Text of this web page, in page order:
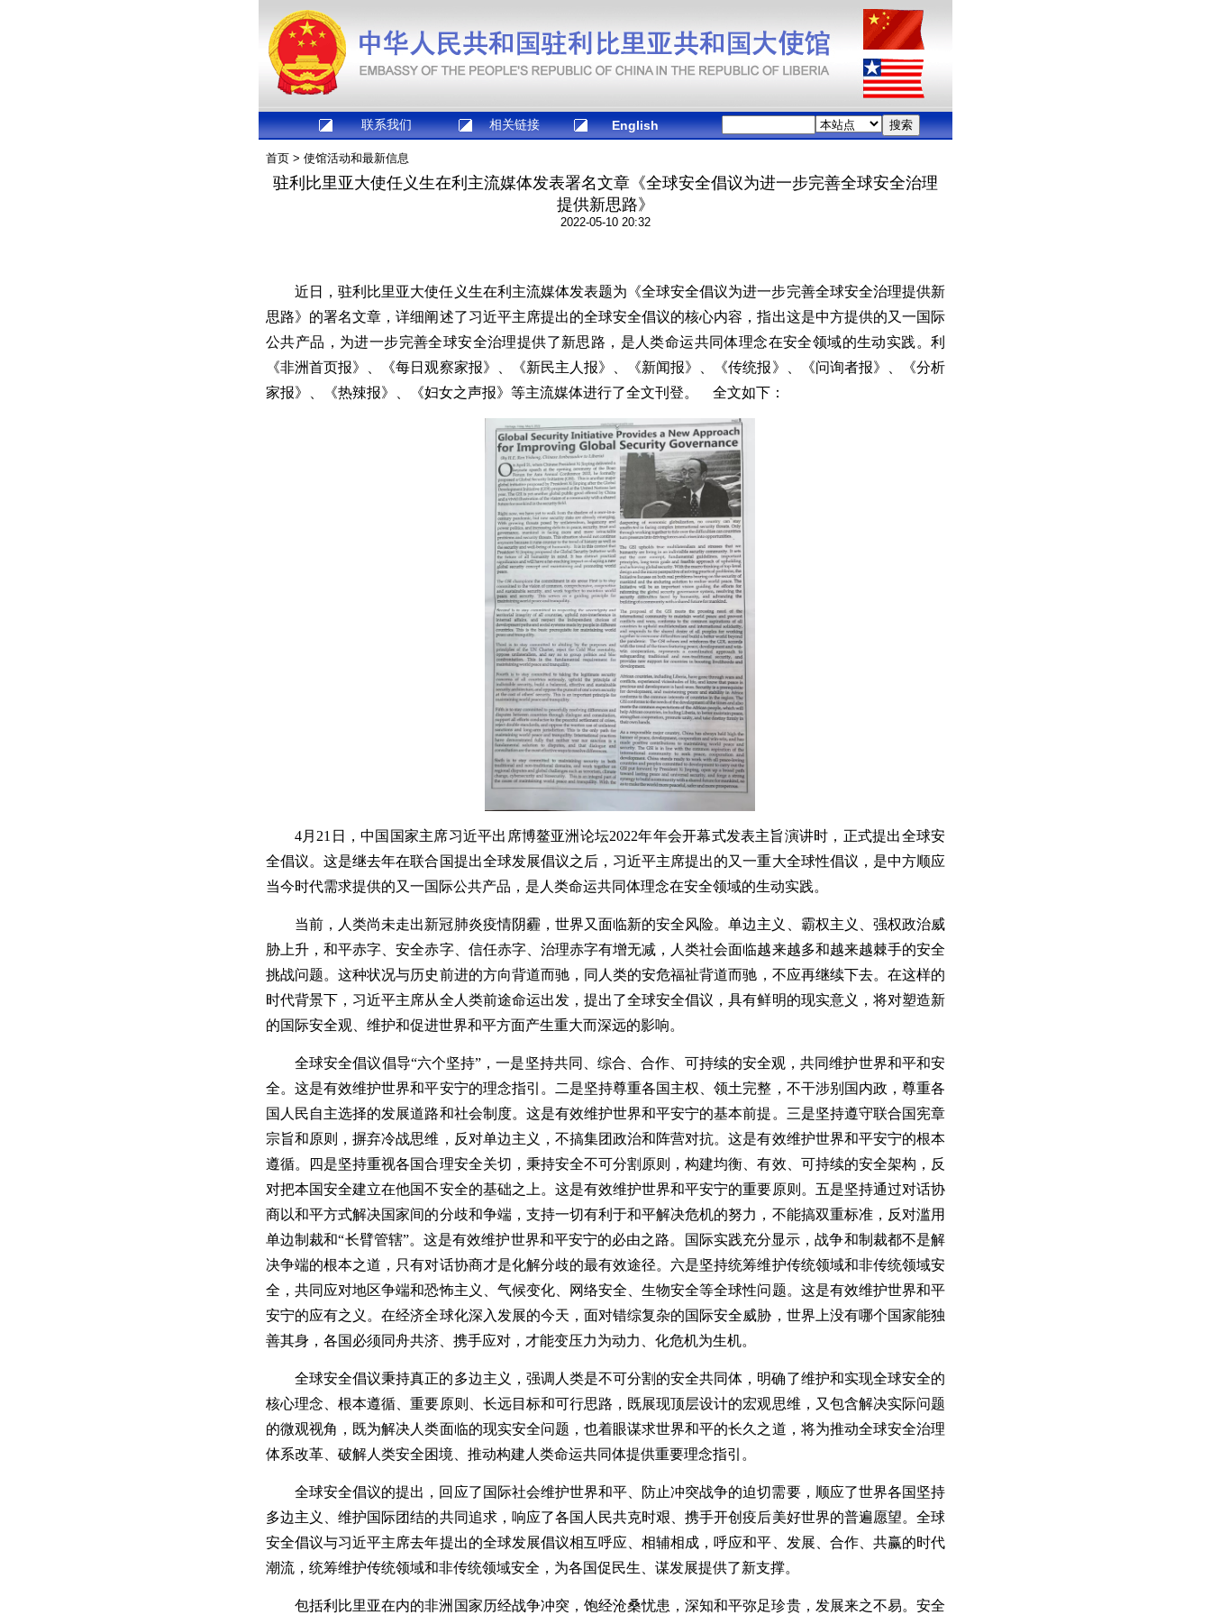
联系我们 相关链接 English
首页 > 使馆活动和最新信息
驻利比里亚大使任义生在利主流媒体发表署名文章《全球安全倡议为进一步完善全球安全治理
提供新思路》
2022-05-10 20:32
近日，驻利比里亚大使任义生在利主流媒体发表题为《全球安全倡议为进一步完善全球安全治理提供新
思路》的署名文章，详细阐述了习近平主席提出的全球安全倡议的核心内容，指出这是中方提供的又一国际
公共产品，为进一步完善全球安全治理提供了新思路，是人类命运共同体理念在安全领域的生动实践。利
《非洲首页报》、《每日观察家报》、《新民主人报》、《新闻报》、《传统报》、《问询者报》、《分析
家报》、《热辣报》、《妇女之声报》等主流媒体进行了全文刊登。
全文如下：
4月21日，中国 国家主席习近平出席博鳌亚洲论坛2022年年会开幕式发表主旨演讲时，正式提出全球安
全倡议。这是继去年在联合国提出全球发展倡议之后，习近平主席提出的又一重大全球性倡议，是中方顺应
当今时代需求提供的又一国际公共产品 ， 是人类命运共同体理念在安全领域的生动实践。
当前，人类尚未走出新冠肺炎疫情阴霾，世界又面临新的安全风险。单边主义、霸权主义、强权政治威
胁上升，和平赤字、安全赤字、信任赤字、治理赤字有增无减，人类社会面临越来越多和越来越棘手的安全
挑战问题。这种状况与历史前进的方向背道而驰，同人类的安危福祉背道而驰 ，不应再继续下去。在这样的
时代背景下，习近平主席从全人类前途命运出发，提出了全球安全倡议 ，具有鲜明的现实意义 ， 将对塑造新
的国际安全观、维护和促进世界和平方面产生重大而深远的影响。
全球安全倡议倡导“六个坚持”，一是坚持共同、综合、合作、可持续的安全观，共同维护世界和平和安
全。这是有效维护世界和平安宁的理念指引。二是坚持尊重各国主权、领土完整，不干涉别国内政，尊重各
国人民自主选择的发展道路和社会制度。这是有效维护世界和平安宁的基本前提。三是坚持遵守联合国宪章
宗旨和原则，摒弃冷战思维，反对单边主义，不搞集团政治和阵营对抗。这是有效维护世界和平安宁的根本
遵循。四是坚持重视各国合理安全关切，秉持安全不可分割原则，构建均衡、有效、可持续的安全架构，反
对把本国安全建立在他国不安全的基础之上 。这是有效维护世界和平安宁的重要原则。五是坚持通过对话协
商以和平方式解决国家间的分歧和争端，支持一切有利于和平解决危机的努力，不能搞双重标准，反对滥用
单边制裁和“长臂管辖”。这是有效维护世界和平安宁的必由之路。国际实践充分显示，战争和制裁都不是解
决争端的根本之道，只有对话协商才是化解分歧的最有效途径。六是坚持统筹维护传统领域和非传统领域安
全，共同应对地区争端和恐怖主义、气候变化、网络安全、生物安全等全球性问题。 这是有效维护世界和平
安宁的应有之义。在经济全球化深入发展的今天，面对错综复杂的国际安全威胁，世界上没有哪个国家能独
善其身，各国必须同舟共济、携手应对，才能变压力为动力、化危机为生机。
全球安全倡议秉持真正的多边主义，强调人类是不可分割的安全共同体，明确了维护和实现全球安全的
核心理念、根本遵循、重要原则、长远目标和可行思路，既展现顶层设计的宏观思维，又包含解决实际问题
的微观视角，既为解决人类面临的现实安全问题，也着眼谋求世界和平的长久之道，将为推动全球安全治理
体系改革、破解人类安全困境、推动构建人类命运共同体提供重要理念指引。
全球安全倡议的提出，回应了国际社会维护世界和平、防止冲突战争的迫切需要，顺应了世界各国坚持
多边主义、维护国际团结的共同追求，响应了各国人民共克时艰、携手开创疫后美好世界的普遍愿望。全球
安全倡议与习近平主席去年提出的全球发展倡议相互呼应、相辅相成，呼应和平、发展、合作、共赢的时代
潮流，统筹维护传统领域和非传统领域安全，为各国促民生、谋发展提供了新支撑。
包括利比里亚在内的非洲国家历经战争冲突，饱经沧桑忧患，深知和平弥足珍贵，发展来之不易。安全